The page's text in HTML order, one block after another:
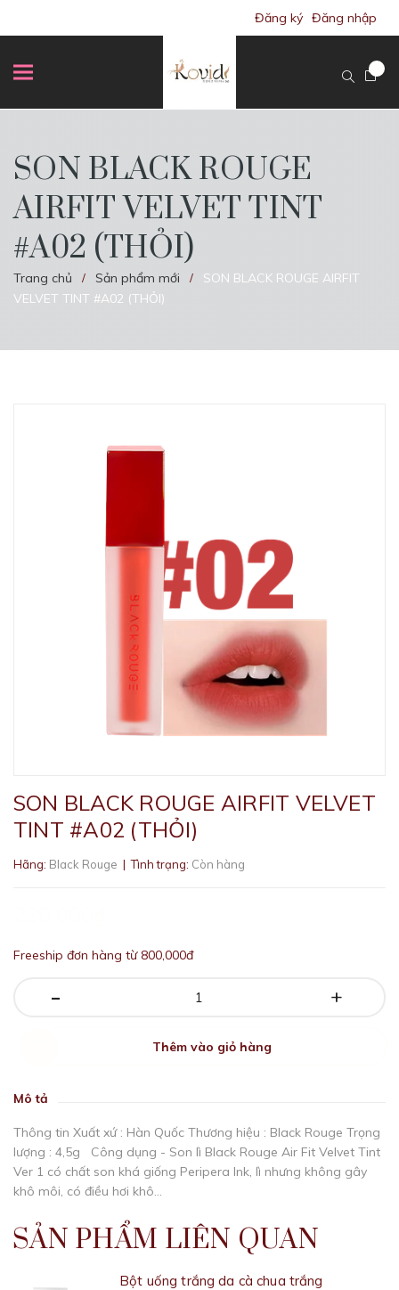
Đăng ký Đăng nhập
SON BLACK ROUGE
AIRFIT VELVET TINT
#A02 (THỎI)
Trang chủ / Sản phẩm mới /
SON BLACK ROUGE AIRFIT
VELVET TINT #A02 (THỎI)
SON BLACK ROUGE AIRFIT VELVET
TINT #A02 (THỎI)
Hãng: Black Rouge | Tình trạng: Còn hàng
Freeship đơn hàng từ 800,000đ
- +
Thêm vào giỏ hàng
Mô tả
Thông tin Xuất xứ : Hàn Quốc Thương hiệu : Black Rouge Trọng
lượng : 4,5g Công dụng - Son lì Black Rouge Air Fit Velvet Tint
Ver 1 có chất son khá giống Peripera Ink, lì nhưng không gây
khô môi, có điều hơi khô...
SẢN PHẨM LIÊN QUAN
Bột uống trắng da cà chua trắng